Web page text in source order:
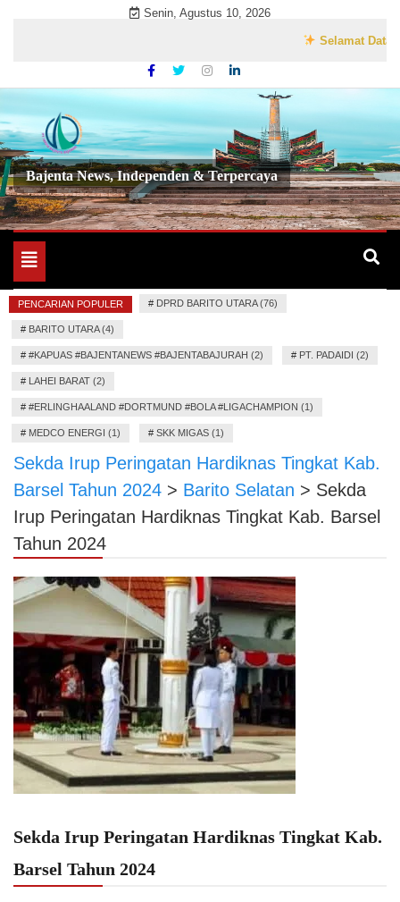
Senin, Agustus 10, 2026
Selamat Datang di
Bajenta News, Independen & Terpercaya
Toggle
navigation
PENCARIAN POPULER # DPRD BARITO UTARA (76)
# BARITO UTARA (4)
# #KAPUAS #BAJENTANEWS #BAJENTABAJURAH (2) # PT. PADAIDI (2)
# LAHEI BARAT (2)
# #ERLINGHAALAND #DORTMUND #BOLA #LIGACHAMPION (1)
# MEDCO ENERGI (1) # SKK MIGAS (1)
Sekda Irup Peringatan Hardiknas Tingkat Kab.
Barsel Tahun 2024 > Barito Selatan > Sekda
Irup Peringatan Hardiknas Tingkat Kab. Barsel
Tahun 2024
Sekda Irup Peringatan Hardiknas Tingkat Kab.
Barsel Tahun 2024